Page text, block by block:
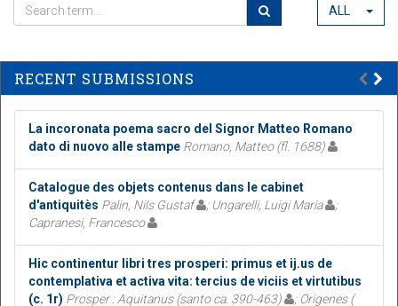
ALL
RECENT SUBMISSIONS
La incoronata poema sacro del Signor Matteo Romano
dato di nuovo alle stampe Romano, Matteo (fl. 1688)
Catalogue des objets contenus dans le cabinet
d'antiquitès Palin, Nils Gustaf ; Ungarelli, Luigi Maria
;
Capranesi, Francesco
Hic continentur libri tres prosperi: primus et ij.us de
contemplativa et activa vita: tercius de viciis et virtutibus
(c. 1r) Prosper : Aquitanus (santo ca. 390-463)
; Origenes (